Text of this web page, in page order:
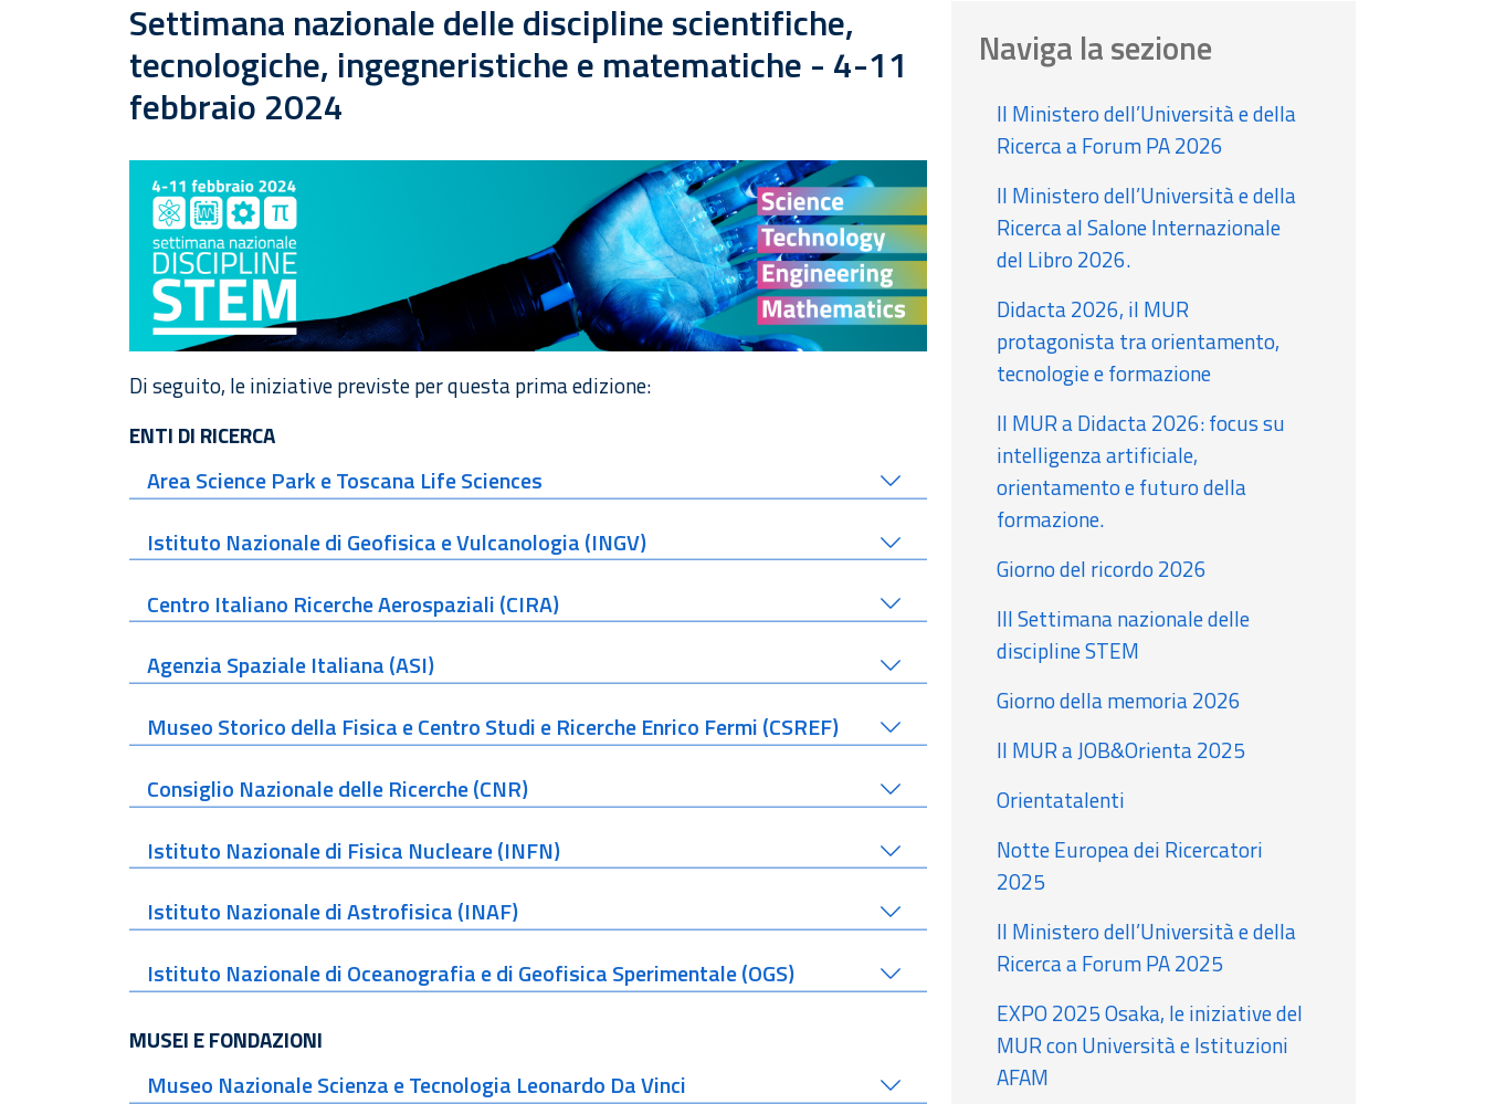
Settimana nazionale delle discipline scientifiche,
tecnologiche, ingegneristiche e matematiche - 4-11
febbraio 2024
Di seguito, le iniziative previste per questa prima edizione:
ENTI DI RICERCA
Area Science Park e Toscana Life Sciences
Istituto Nazionale di Geofisica e Vulcanologia (INGV)
Centro Italiano Ricerche Aerospaziali (CIRA)
Agenzia Spaziale Italiana (ASI)
Museo Storico della Fisica e Centro Studi e Ricerche Enrico Fermi (CSREF)
Consiglio Nazionale delle Ricerche (CNR)
Istituto Nazionale di Fisica Nucleare (INFN)
Istituto Nazionale di Astrofisica (INAF)
Istituto Nazionale di Oceanografia e di Geofisica Sperimentale (OGS)
MUSEI E FONDAZIONI
Museo Nazionale Scienza e Tecnologia Leonardo Da Vinci
Naviga la sezione
Il Ministero dell’Università e della
Ricerca a Forum PA 2026
Il Ministero dell’Università e della
Ricerca al Salone Internazionale
del Libro 2026.
Didacta 2026, il MUR
protagonista tra orientamento,
tecnologie e formazione
Il MUR a Didacta 2026: focus su
intelligenza artificiale,
orientamento e futuro della
formazione.
Giorno del ricordo 2026
III Settimana nazionale delle
discipline STEM
Giorno della memoria 2026
Il MUR a JOB&Orienta 2025
Orientatalenti
Notte Europea dei Ricercatori
2025
Il Ministero dell’Università e della
Ricerca a Forum PA 2025
EXPO 2025 Osaka, le iniziative del
MUR con Università e Istituzioni
AFAM